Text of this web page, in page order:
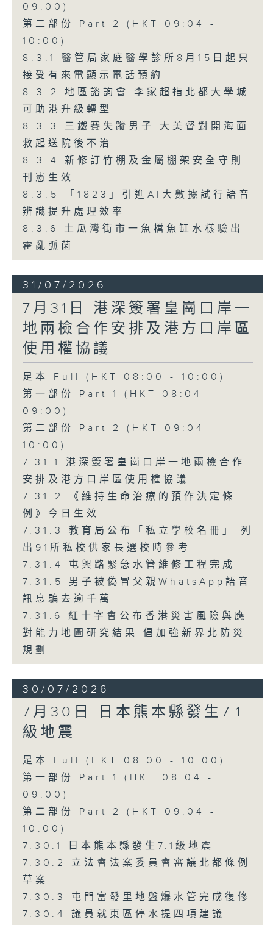
09:00)
第二部份 Part 2 (HKT 09:04 -
10:00)
8.3.1 醫管局家庭醫學診所8月15日起只
接受有來電顯示電話預約
8.3.2 地區諮詢會 李家超指北都大學城
可助港升級轉型
8.3.3 三鐵賽失蹤男子 大美督對開海面
救起送院後不治
8.3.4 新修訂竹棚及金屬棚架安全守則
刊憲生效
8.3.5 「1823」引進AI大數據試行語音
辨識提升處理效率
8.3.6 土瓜灣街市一魚檔魚缸水樣驗出
霍亂弧菌
31/07/2026
7月31日 港深簽署皇崗口岸一
地兩檢合作安排及港方口岸區
使用權協議
足本 Full (HKT 08:00 - 10:00)
第一部份 Part 1 (HKT 08:04 -
09:00)
第二部份 Part 2 (HKT 09:04 -
10:00)
7.31.1 港深簽署皇崗口岸一地兩檢合作
安排及港方口岸區使用權協議
7.31.2 《維持生命治療的預作決定條
例》今日生效
7.31.3 教育局公布「私立學校名冊」 列
出91所私校供家長選校時參考
7.31.4 屯興路緊急水管維修工程完成
7.31.5 男子被偽冒父親WhatsApp語音
訊息騙去逾千萬
7.31.6 紅十字會公布香港災害風險與應
對能力地圖研究結果 倡加強新界北防災
規劃
30/07/2026
7月30日 日本熊本縣發生7.1
級地震
足本 Full (HKT 08:00 - 10:00)
第一部份 Part 1 (HKT 08:04 -
09:00)
第二部份 Part 2 (HKT 09:04 -
10:00)
7.30.1 日本熊本縣發生7.1級地震
7.30.2 立法會法案委員會審議北都條例
草案
7.30.3 屯門富發里地盤爆水管完成復修
7.30.4 議員就東區停水提四項建議